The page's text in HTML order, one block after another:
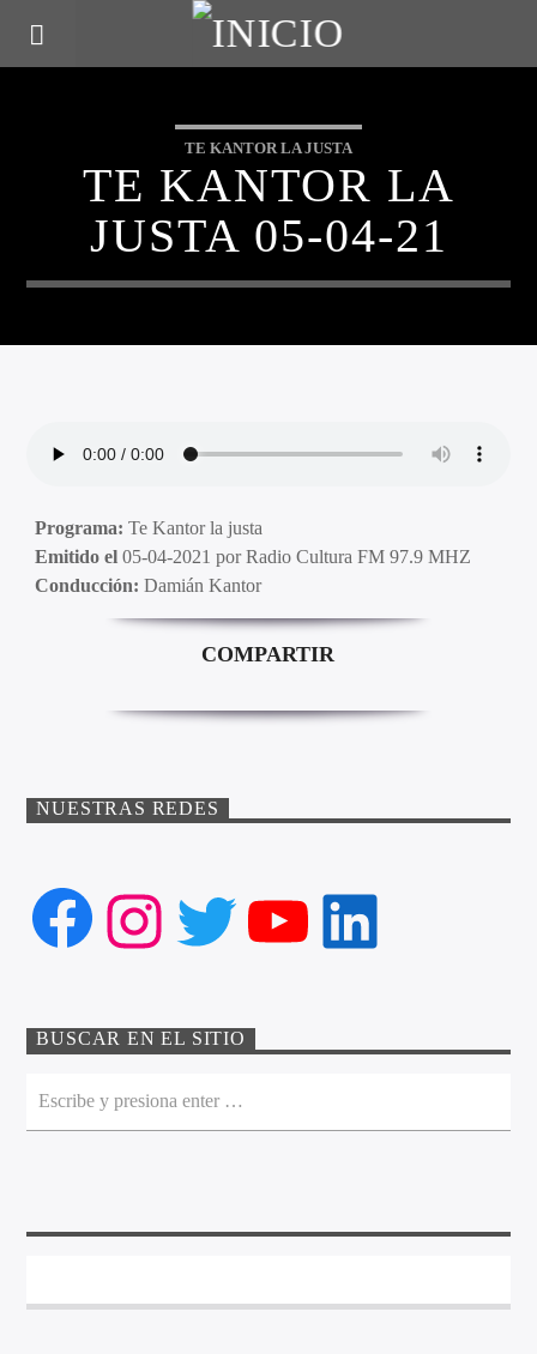
TE KANTOR LA JUSTA
TE KANTOR LA
JUSTA 05-04-21
Programa: Te Kantor la justa
Emitido el 05-04-2021 por Radio Cultura FM 97.9 MHZ
Conducción: Damián Kantor
COMPARTIR
NUESTRAS REDES
Facebook
Instagram
Twitter
YouTube
LinkedIn
BUSCAR EN EL SITIO